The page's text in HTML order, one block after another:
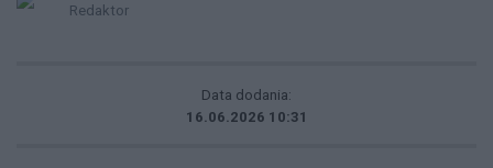
Redaktor
Data dodania:
16.06.2026 10:31